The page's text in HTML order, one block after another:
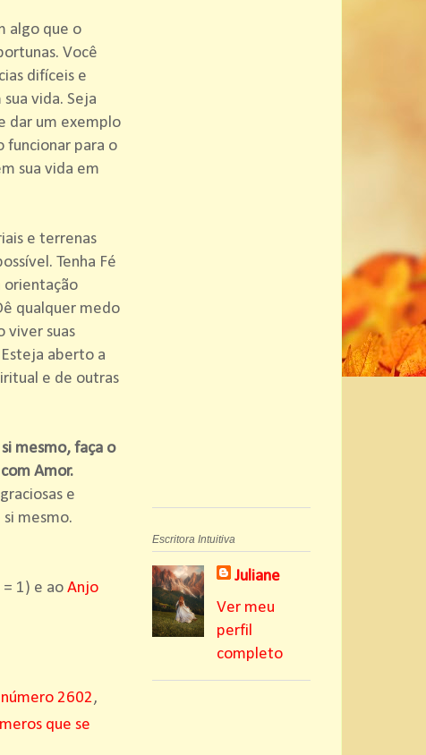
algo que o
Você
difíceis e
vida. Seja
dar um exemplo
funcionar para o
sua vida em
e terrenas
Tenha Fé
orientação
qualquer medo
viver suas
aberto a
e de outras
mesmo, faça o
Amor.
e
mesmo.
1) e ao Anjo
2602,
que se
Escritora Intuitiva
Juliane
Ver meu
perfil
completo